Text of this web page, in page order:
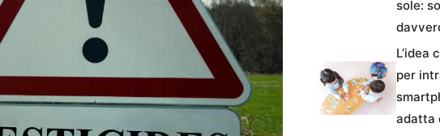
sole:
L’idea
per
adatta